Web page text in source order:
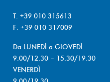
T. +39 010 315613
F. +39 010 317009
Da LUNEDÌ a GIOVEDÌ
9.00/12.30 – 15.30/19.30
VENERDÌ